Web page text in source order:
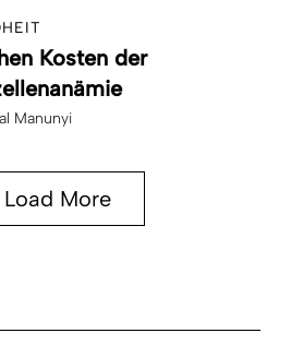
Kosten der
Manunyi
Load More